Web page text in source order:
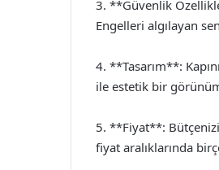
3. **Güvenlik
Engelleri algılayan
4. **Tasarım**:
ile estetik bir
5. **Fiyat**: Bütçenizi
fiyat aralıklarında